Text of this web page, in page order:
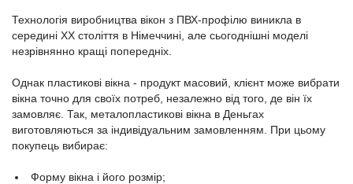
Технологія виробництва вікон з ПВХ-профілю виникла в
середині ХХ століття в Німеччині, але сьогоднішні моделі
незрівнянно кращі попередніх.
Однак пластикові вікна - продукт масовий, клієнт може вибрати
вікна точно для своїх потреб, незалежно від того, де він їх
замовляє. Так, металопластикові вікна в Деньгах
виготовляються за індивідуальним замовленням. При цьому
покупець вибирає:
Форму вікна і його розмір;